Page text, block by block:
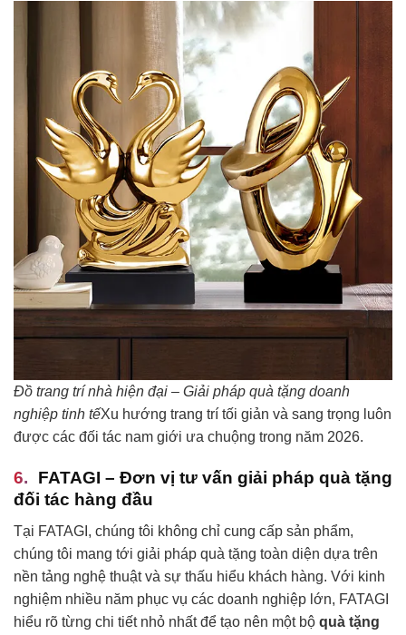
Đồ trang trí nhà hiện đại – Giải pháp quà tặng doanh
nghiệp tinh tếXu hướng trang trí tối giản và sang trọng luôn
được các đối tác nam giới ưa chuộng trong năm 2026.
FATAGI – Đơn vị tư vấn giải pháp quà tặng
đối tác hàng đầu
Tại FATAGI, chúng tôi không chỉ cung cấp sản phẩm,
chúng tôi mang tới giải pháp quà tặng toàn diện dựa trên
nền tảng nghệ thuật và sự thấu hiểu khách hàng. Với kinh
nghiệm nhiều năm phục vụ các doanh nghiệp lớn, FATAGI
hiểu rõ từng chi tiết nhỏ nhất để tạo nên một bộ quà tặng